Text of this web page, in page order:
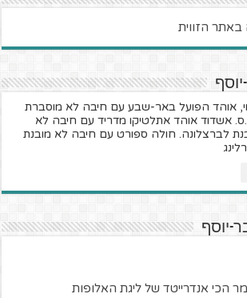
אוהד הפועל באר-שבע עם חיבה לא מוסברת
אשדוד אוהד אתלטיקו מדריד עם חיבה לא
לברצלונה. חולה ספורט עם חיבה לא מובנת
יוסף
הכי אנדרייטד של ליגת האלופות